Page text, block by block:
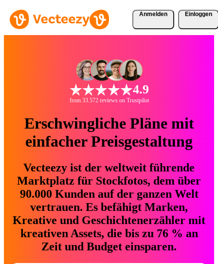
Anmelden Einloggen
4.9
from 33.572 reviews on Trustpilot
Erschwingliche Pläne mit
einfacher Preisgestaltung
Vecteezy ist der weltweit führende
Marktplatz für Stockfotos, dem über
90.000 Kunden auf der ganzen Welt
vertrauen. Es befähigt Marken,
Kreative und Geschichtenerzähler mit
kreativen Assets, die bis zu 76 % an
Zeit und Budget einsparen.